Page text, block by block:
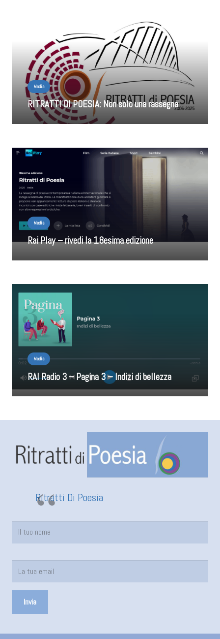
Media
RITRATTI DI POESIA: Non solo una rassegna
Media
Rai Play – rivedi la 18esima edizione
Media
RAI Radio 3 – Pagina 3 – Indizi di bellezza
Ritratti Di Poesia